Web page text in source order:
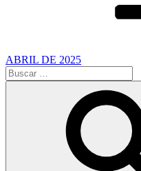
ABRIL DE 2025
Buscar
por: